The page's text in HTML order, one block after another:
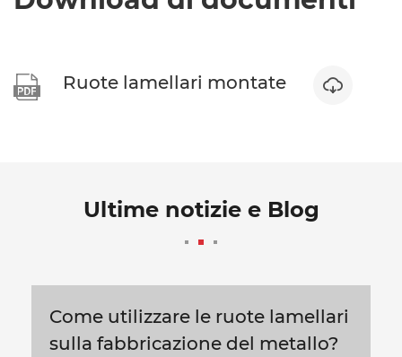
 Ruote lamellari montate 
Ultime notizie e Blog
Come utilizzare le ruote lamellari
sulla fabbricazione del metallo?